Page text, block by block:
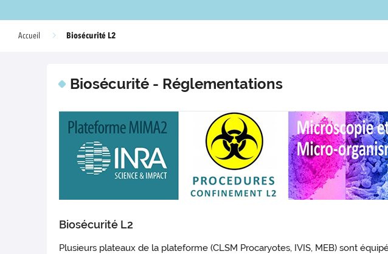
Accueil Biosécurité L2
Biosécurité - Réglementations
Biosécurité L2
Plusieurs plateaux de la plateforme (CLSM Procaryotes, IVIS, MEB) sont